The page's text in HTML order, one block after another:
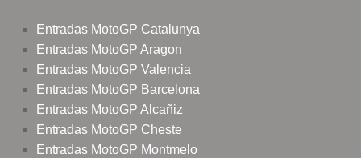
Entradas MotoGP Catalunya
Entradas MotoGP Aragon
Entradas MotoGP Valencia
Entradas MotoGP Barcelona
Entradas MotoGP Alcañiz
Entradas MotoGP Cheste
Entradas MotoGP Montmelo